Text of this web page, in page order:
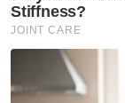
kerana
baki
dengan